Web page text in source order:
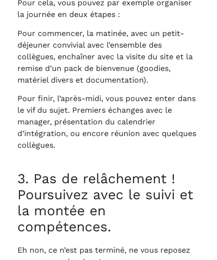
Pour cela, vous pouvez par exemple organiser
la journée en deux étapes :
Pour commencer, la matinée, avec un petit-
déjeuner convivial avec l’ensemble des
collègues, enchaîner avec la visite du site et la
remise d’un pack de bienvenue (goodies,
matériel divers et documentation).
Pour finir, l’après-midi, vous pouvez enter dans
le vif du sujet. Premiers échanges avec le
manager, présentation du calendrier
d’intégration, ou encore réunion avec quelques
collègues.
3. Pas de relâchement !
Poursuivez avec le suivi et
la montée en
compétences.
Eh non, ce n’est pas terminé, ne vous reposez